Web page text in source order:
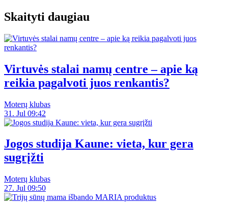
Skaityti daugiau
Virtuvės stalai namų centre – apie ką
reikia pagalvoti juos renkantis?
Moterų klubas
31. Jul 09:42
Jogos studija Kaune: vieta, kur gera
sugrįžti
Moterų klubas
27. Jul 09:50